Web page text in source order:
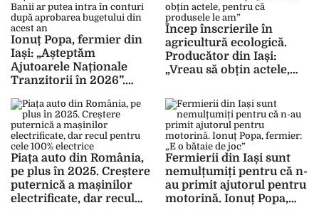
Ionuț Popa, fermier din
Iași: „Așteptăm
Ajutoarele Naționale
Tranzitorii în 2026”.
conturi după aprobarea
bugetului din acest an
Încep înscrierile în
agricultură ecologică.
Producător din Iași:
„Vreau să obțin actele,
am”
Piața auto din România,
pe plus în 2025. Creștere
puternică a mașinilor
electrificate, dar recul
Fermierii din Iași sunt
nemulțumiți pentru că n-
au primit ajutorul pentru
motorină. Ionuț Popa,